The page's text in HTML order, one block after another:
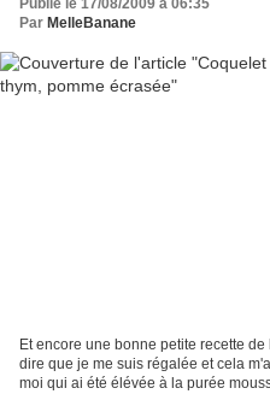
Par MelleBanane
Et encore une bonne petite recette
dire que je me suis régalée et cela
moi qui ai été élévée à la purée